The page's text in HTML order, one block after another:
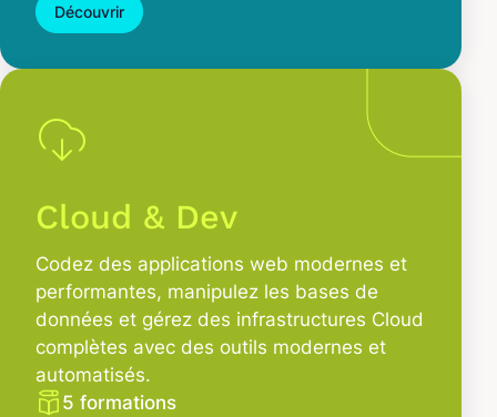
Découvrir
Cloud & Dev
Codez des applications web modernes et
performantes, manipulez les bases de
données et gérez des infrastructures Cloud
complètes avec des outils modernes et
automatisés.
5 formations